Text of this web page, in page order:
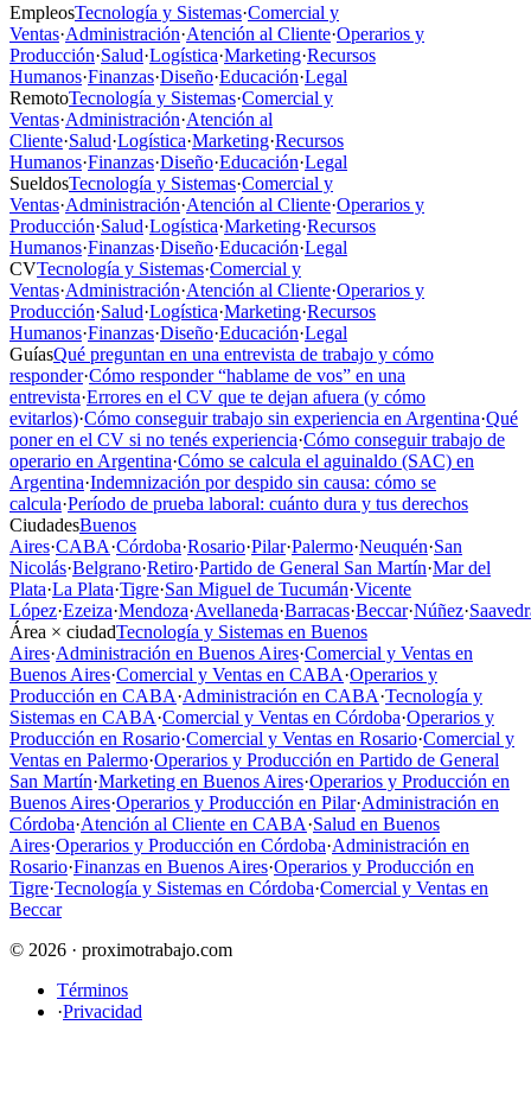
EmpleosTecnología y Sistemas·Comercial y
Ventas·Administración·Atención al Cliente·Operarios y
Producción·Salud·Logística·Marketing·Recursos
Humanos·Finanzas·Diseño·Educación·Legal
RemotoTecnología y Sistemas·Comercial y
Ventas·Administración·Atención al
Cliente·Salud·Logística·Marketing·Recursos
Humanos·Finanzas·Diseño·Educación·Legal
SueldosTecnología y Sistemas·Comercial y
Ventas·Administración·Atención al Cliente·Operarios y
Producción·Salud·Logística·Marketing·Recursos
Humanos·Finanzas·Diseño·Educación·Legal
CVTecnología y Sistemas·Comercial y
Ventas·Administración·Atención al Cliente·Operarios y
Producción·Salud·Logística·Marketing·Recursos
Humanos·Finanzas·Diseño·Educación·Legal
GuíasQué preguntan en una entrevista de trabajo y cómo
responder·Cómo responder “hablame de vos” en una
entrevista·Errores en el CV que te dejan afuera (y cómo
evitarlos)·Cómo conseguir trabajo sin experiencia en Argentina·Qué
poner en el CV si no tenés experiencia·Cómo conseguir trabajo de
operario en Argentina·Cómo se calcula el aguinaldo (SAC) en
Argentina·Indemnización por despido sin causa: cómo se
calcula·Período de prueba laboral: cuánto dura y tus derechos
CiudadesBuenos
Aires·CABA·Córdoba·Rosario·Pilar·Palermo·Neuquén·San
Nicolás·Belgrano·Retiro·Partido de General San Martín·Mar del
Plata·La Plata·Tigre·San Miguel de Tucumán·Vicente
López·Ezeiza·Mendoza·Avellaneda·Barracas·Beccar·Núñez·
Área × ciudadTecnología y Sistemas en Buenos
Aires·Administración en Buenos Aires·Comercial y Ventas en
Buenos Aires·Comercial y Ventas en CABA·Operarios y
Producción en CABA·Administración en CABA·Tecnología y
Sistemas en CABA·Comercial y Ventas en Córdoba·Operarios y
Producción en Rosario·Comercial y Ventas en Rosario·Comercial y
Ventas en Palermo·Operarios y Producción en Partido de General
San Martín·Marketing en Buenos Aires·Operarios y Producción en
Buenos Aires·Operarios y Producción en Pilar·Administración en
Córdoba·Atención al Cliente en CABA·Salud en Buenos
Aires·Operarios y Producción en Córdoba·Administración en
Rosario·Finanzas en Buenos Aires·Operarios y Producción en
Tigre·Tecnología y Sistemas en Córdoba·Comercial y Ventas en
Beccar
© 2026 · proximotrabajo.com
Términos
·Privacidad